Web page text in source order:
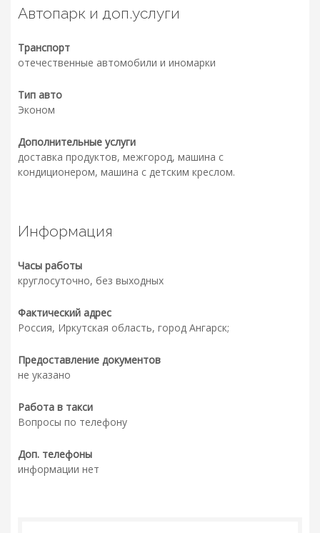
Автопарк и доп.услуги
Транспорт
отечественные автомобили и иномарки
Тип авто
Эконом
Дополнительные услуги
доставка продуктов, межгород, машина с
кондиционером, машина с детским креслом.
Информация
Часы работы
круглосуточно, без выходных
Фактический адрес
Россия, Иркутская область, город Ангарск;
Предоставление документов
не указано
Работа в такси
Вопросы по телефону
Доп. телефоны
информации нет